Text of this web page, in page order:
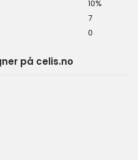
10%
7
0
på celis.no